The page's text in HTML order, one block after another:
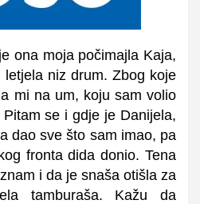
ona moja počimajla Kaja,
niz drum. Zbog koje
mi na um, koju sam volio
se i gdje je Danijela,
dao sve što sam imao, pa
fronta dida donio. Tena
i da je snaša otišla za
tamburaša. Kažu da